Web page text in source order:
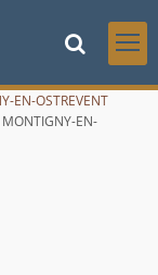
EN-OSTREVENT
EN-